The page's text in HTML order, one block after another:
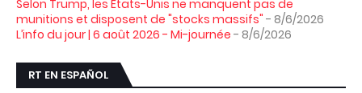
Selon Trump, les États-Unis ne manquent pas de
munitions et disposent de "stocks massifs" - 8/6/2026
L’info du jour | 6 août 2026 - Mi-journée - 8/6/2026
RT EN ESPAÑOL